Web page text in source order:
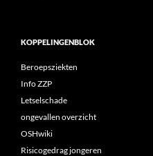
KOPPELINGENBLOK
Beroepsziekten
Info ZZP
Letselschade
ongevallen overzicht
OSHwiki
Risicogedrag jongeren